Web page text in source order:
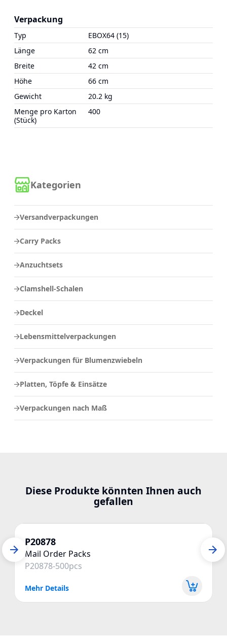
Kategorien
Versandverpackungen
Carry Packs
Anzuchtsets
Clamshell-Schalen
Deckel
Lebensmittelverpackungen
Verpackungen für Blumenzwiebeln
Platten, Töpfe & Einsätze
Verpackungen nach Maß
Verpackung
Typ
EBOX64 (15)
Länge
62 cm
Breite
42 cm
Höhe
66 cm
Gewicht
20.2 kg
Menge pro Karton
(Stück)
400
Diese Produkte könnten Ihnen auch
gefallen
P20878
Mail Order Packs
P20878-500pcs
Mehr Details